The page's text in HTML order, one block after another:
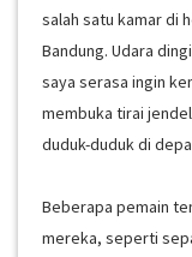
salah satu kamar di
Bandung. Udara
saya serasa ingin
membuka tirai
duduk-duduk di
Beberapa pemain
mereka, seperti